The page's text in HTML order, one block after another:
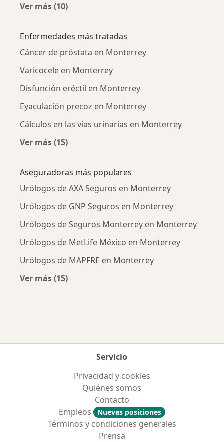
Ver más (10)
Enfermedades más tratadas
Cáncer de próstata en Monterrey
Varicocele en Monterrey
Disfunción eréctil en Monterrey
Eyaculación precoz en Monterrey
Cálculos en las vías urinarias en Monterrey
Ver más (15)
Aseguradoras más populares
Urólogos de AXA Seguros en Monterrey
Urólogos de GNP Seguros en Monterrey
Urólogos de Seguros Monterrey en Monterrey
Urólogos de MetLife México en Monterrey
Urólogos de MAPFRE en Monterrey
Ver más (15)
Servicio
Privacidad y cookies
Quiénes somos
Contacto
Empleos
Nuevas posiciones
Términos y condiciones generales
Prensa